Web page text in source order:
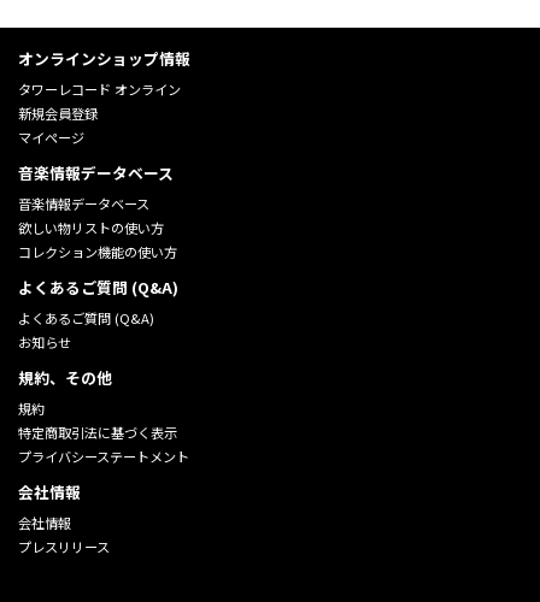
オンラインショップ情報
タワーレコード オンライン
新規会員登録
マイページ
音楽情報データベース
音楽情報データベース
欲しい物リストの使い方
コレクション機能の使い方
よくあるご質問 (Q&A)
よくあるご質問 (Q&A)
お知らせ
規約、その他
規約
特定商取引法に基づく表示
プライバシーステートメント
会社情報
会社情報
プレスリリース